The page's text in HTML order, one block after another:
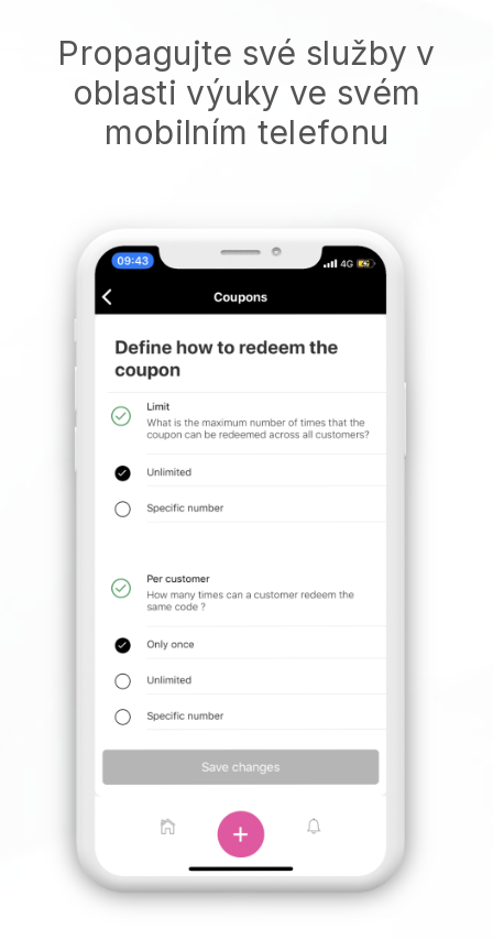
Propagujte své služby v
oblasti výuky ve svém
mobilním telefonu